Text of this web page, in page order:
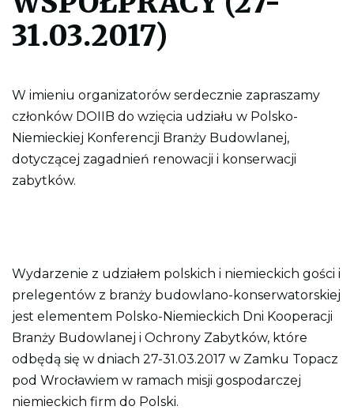
o
w
n
a
ł
e
j
t
r
o
31.03.2017)
W imieniu organizatorów serdecznie zapraszamy
członków DOIIB do wzięcia udziału w Polsko-
Niemieckiej Konferencji Branży Budowlanej,
dotyczącej zagadnień renowacji i konserwacji
zabytków.
Wydarzenie z udziałem polskich i niemieckich gości i
prelegentów z branży budowlano-konserwatorskiej
jest elementem Polsko-Niemieckich Dni Kooperacji
Branży Budowlanej i Ochrony Zabytków, które
odbędą się w dniach 27-31.03.2017 w Zamku Topacz
pod Wrocławiem w ramach misji gospodarczej
niemieckich firm do Polski.